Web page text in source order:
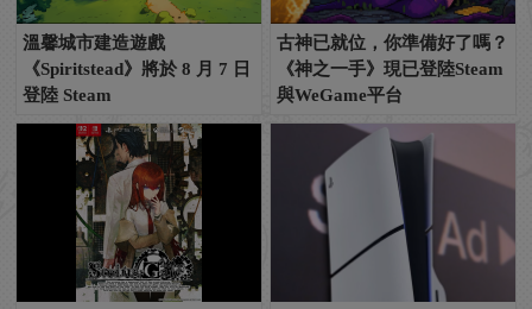
溫馨城市建造遊戲
《Spiritstead》將於 8 月 7 日
登陸 Steam
古神已就位，你準備好了嗎？
《神之一手》現已登陸Steam
與WeGame平台